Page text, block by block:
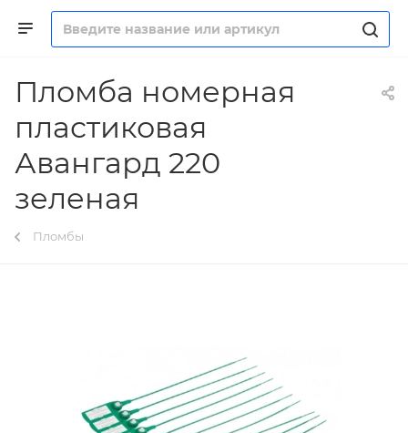
Пломба номерная
пластиковая
Авангард 220
зеленая
Пломбы